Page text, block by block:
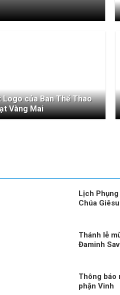
Logo của Ban Thể Thao
Vàng Mai
Lịch Phụng
Chúa
Thánh lễ
Đaminh
Thông báo
phận Vinh